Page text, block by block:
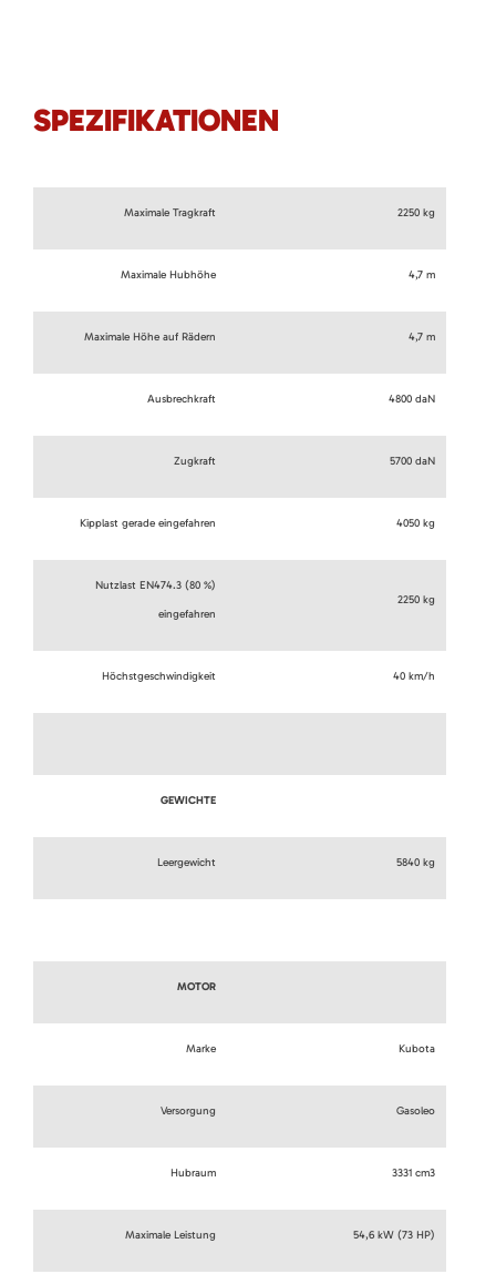
SPEZIFIKATIONEN
Maximale Tragkraft 2250 kg
Maximale Hubhöhe 4,7 m
Maximale Höhe auf Rädern 4,7 m
Ausbrechkraft 4800 daN
Zugkraft 5700 daN
Kipplast gerade eingefahren 4050 kg
Nutzlast EN474.3 (80 %)
eingefahren
2250 kg
Höchstgeschwindigkeit 40 km/h
GEWICHTE
Leergewicht 5840 kg
MOTOR
Marke Kubota
Versorgung Gasoleo
Hubraum 3331 cm3
Maximale Leistung 54,6 kW (73 HP)